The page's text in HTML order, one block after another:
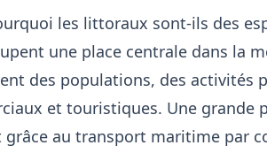
les littoraux sont-ils des
une place centrale dans la
des populations, des
et touristiques. Une grande
grâce au transport maritime par